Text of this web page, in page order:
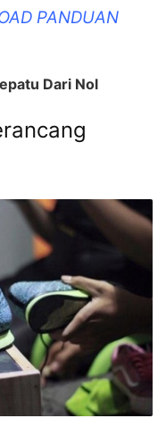
PANDUAN
Dari Nol